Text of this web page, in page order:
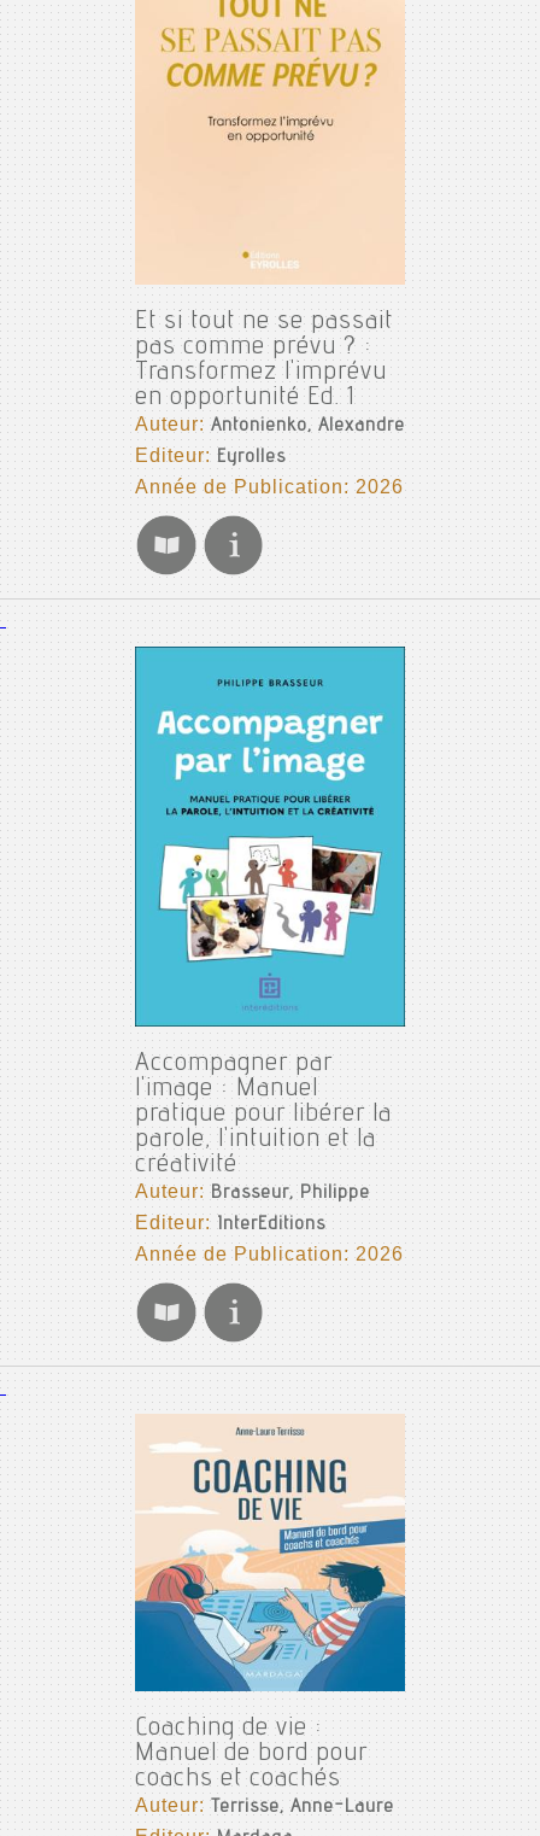
Et si tout ne se passait
pas comme prévu ? :
Transformez l'imprévu
en opportunité Ed. 1
Auteur:Antonienko, Alexandre
Editeur: Eyrolles
Année de Publication: 2026
Accompagner par
l'image : Manuel
pratique pour libérer la
parole, l'intuition et la
créativité
Auteur:Brasseur, Philippe
Editeur: InterEditions
Année de Publication: 2026
Coaching de vie :
Manuel de bord pour
coachs et coachés
Auteur:Terrisse, Anne-Laure